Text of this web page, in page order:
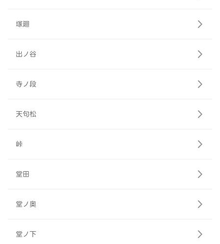
塚廻
出ノ谷
寺ノ段
天句松
峠
堂田
堂ノ奥
堂ノ下